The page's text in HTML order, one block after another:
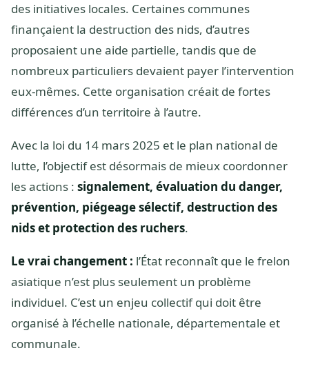
des initiatives locales. Certaines communes
finançaient la destruction des nids, d’autres
proposaient une aide partielle, tandis que de
nombreux particuliers devaient payer l’intervention
eux-mêmes. Cette organisation créait de fortes
différences d’un territoire à l’autre.
Avec la loi du 14 mars 2025 et le plan national de
lutte, l’objectif est désormais de mieux coordonner
les actions : signalement, évaluation du danger,
prévention, piégeage sélectif, destruction des
nids et protection des ruchers.
Le vrai changement : l’État reconnaît que le frelon
asiatique n’est plus seulement un problème
individuel. C’est un enjeu collectif qui doit être
organisé à l’échelle nationale, départementale et
communale.